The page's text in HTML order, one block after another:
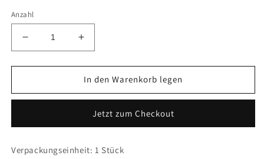
Anzahl
Verringere
die
Menge
Tankfüllsystem
Erhöhe
die
Menge
für
Tankfüllsystem
In den Warenkorb legen
Jetzt zum Checkout
Verpackungseinheit: 1 Stück